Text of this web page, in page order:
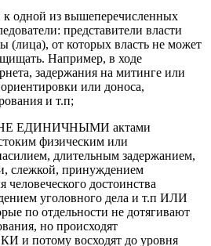
одной из вышеперечисленных
представители власти
(лица), от которых власть не может
Например, в ходе
задержания на митинге или
или доноса,
и т.п;
НЕ ЕДИНИЧНЫМИ актами
физическим или
длительным задержанием,
слежкой, принуждением
человеческого достоинства
уголовного дела и т.п ИЛИ
по отдельности не дотягивают
но происходят
потому восходят до уровня